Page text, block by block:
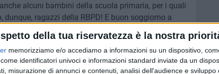
della tua riservatezza è la nostra
memorizziamo e/o accediamo a informazioni su un dispositivo,
identificatori univoci e informazioni standard inviate da un
misurazione di annunci e contenuti, analisi dell'audience e sviluppo
alcuni bambini della scuola primaria, per i quali
ragazzi della RBPD! E buon soggiorno a